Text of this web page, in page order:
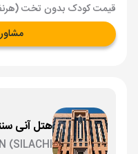
قیمت کودک بدون تخت
هتل آنی
(SILACHI)